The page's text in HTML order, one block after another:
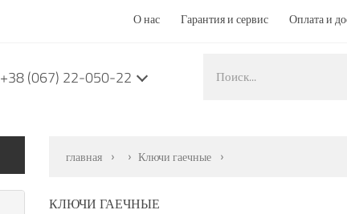
О нас Гарантия и сервис Оплата и
+38 (067) 22-050-22
главная Ключи гаечные
КЛЮЧИ ГАЕЧНЫЕ